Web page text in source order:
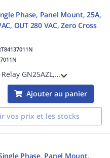
Phase, Panel Mount, 25A,
OUT 280 VAC, Zero Cross
Solid State Relay GN25AZL, GN Series, Single Phase, Panel Mount, 25A, Input Voltage 20-265 VAC, Output Voltage 280 VAC, Zero Cross, Output Protection, IP20
Ajouter au panier
vos prix et les stocks
Phase, Panel Mount,